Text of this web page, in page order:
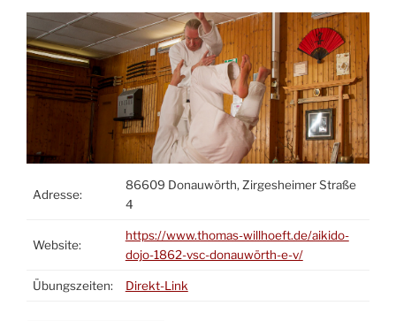
Adresse:
86609 Donauwörth, Zirgesheimer Straße
4
Website:
https://www.thomas-willhoeft.de/aikido-
dojo-1862-vsc-donauwörth-e-v/
Übungszeiten: Direkt-Link